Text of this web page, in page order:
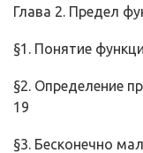
Глава 2. Предел
§1. Понятие
§2. Определение
19
§3. Бесконечно